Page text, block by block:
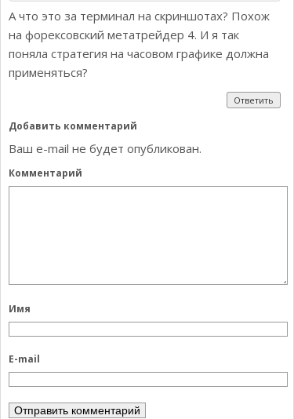
А что это за терминал на скриншотах? Похож
на форексовский метатрейдер 4. И я так
поняла стратегия на часовом графике должна
применяться?
Ответить
Добавить комментарий
Ваш e-mail не будет опубликован.
Комментарий
Имя
E-mail